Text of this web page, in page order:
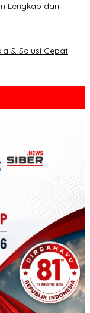
Lengkap dari
& Solusi Cepat